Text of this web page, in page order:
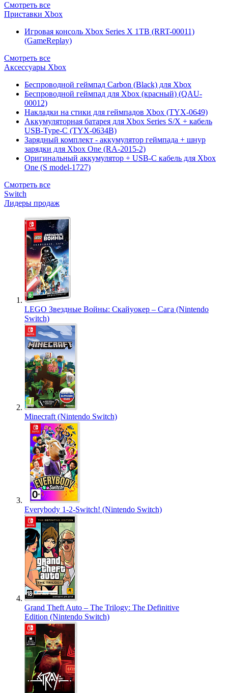
Смотреть все
Приставки Xbox
Игровая консоль Xbox Series X 1TB (RRT-00011)
(GameReplay)
Смотреть все
Аксессуары Xbox
Беспроводной геймпад Carbon (Black) для Xbox
Беспроводной геймпад для Xbox (красный) (QAU-
00012)
Накладки на стики для геймпадов Xbox (TYX-0649)
Аккумуляторная батарея для Xbox Series S/X + кабель
USB-Type-C (TYX-0634B)
Зарядный комплект - аккумулятор геймпада + шнур
зарядки для Xbox One (RA-2015-2)
Оригинальный аккумулятор + USB-C кабель для Xbox
One (S model-1727)
Смотреть все
Switch
Лидеры продаж
LEGO Звездные Войны: Скайуокер – Сага (Nintendo
Switch)
Minecraft (Nintendo Switch)
Everybody 1-2-Switch! (Nintendo Switch)
Grand Theft Auto – The Trilogy: The Definitive
Edition (Nintendo Switch)